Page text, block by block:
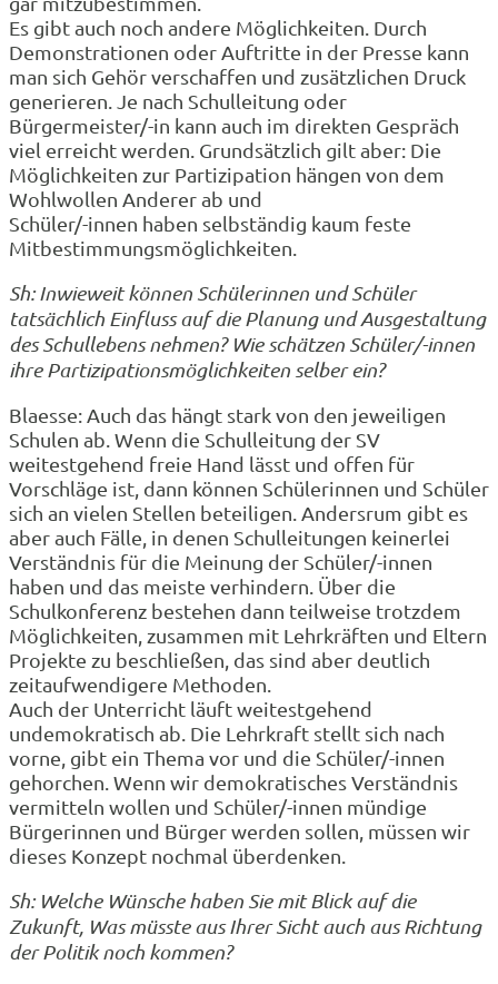
Es gibt auch noch andere Möglichkeiten. Durch
Demonstrationen oder Auftritte in der Presse kann
man sich Gehör verschaffen und zusätzlichen Druck
generieren. Je nach Schulleitung oder
Bürgermeister/-in kann auch im direkten Gespräch
viel erreicht werden. Grundsätzlich gilt aber: Die
Möglichkeiten zur Partizipation hängen von dem
Wohlwollen Anderer ab und
Schüler/-innen haben selbständig kaum feste
Mitbestimmungsmöglichkeiten.
Sh: Inwieweit können Schülerinnen und Schüler
tatsächlich Einfluss auf die Planung und Ausgestaltung
des Schullebens nehmen? Wie schätzen Schüler/-innen
ihre Partizipationsmöglichkeiten selber ein?
Blaesse: Auch das hängt stark von den jeweiligen
Schulen ab. Wenn die Schulleitung der SV
weitestgehend freie Hand lässt und offen für
Vorschläge ist, dann können Schülerinnen und Schüler
sich an vielen Stellen beteiligen. Andersrum gibt es
aber auch Fälle, in denen Schulleitungen keinerlei
Verständnis für die Meinung der Schüler/-innen
haben und das meiste verhindern. Über die
Schulkonferenz bestehen dann teilweise trotzdem
Möglichkeiten, zusammen mit Lehrkräften und Eltern
Projekte zu beschließen, das sind aber deutlich
zeitaufwendigere Methoden.
Auch der Unterricht läuft weitestgehend
undemokratisch ab. Die Lehrkraft stellt sich nach
vorne, gibt ein Thema vor und die Schüler/-innen
gehorchen. Wenn wir demokratisches Verständnis
vermitteln wollen und Schüler/-innen mündige
Bürgerinnen und Bürger werden sollen, müssen wir
dieses Konzept nochmal überdenken.
Sh: Welche Wünsche haben Sie mit Blick auf die
Zukunft, Was müsste aus Ihrer Sicht auch aus Richtung
der Politik noch kommen?